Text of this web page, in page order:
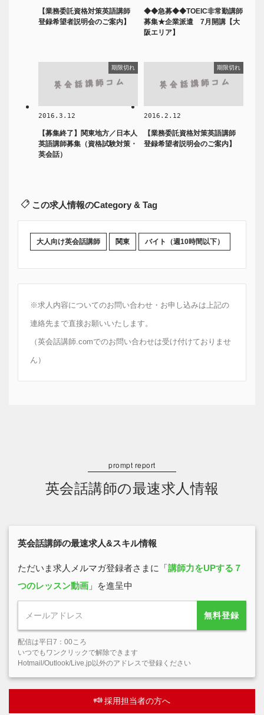
【業務委託資格対策英語講師
登録希望者説明会のご案内】
◆◆急募◆◆TOEIC非常勤講師
募集★企業派遣 7月開講【大
阪エリア】
期限切れ
2016.3.12
【募集終了】関東地方／日本人
英語講師募集（資格試験対策・
英会話）
期限切れ
2016.2.12
【業務委託資格対策英語講師
登録希望者説明会のご案内】
この求人情報のCategory & Tag
大人向け英会話講師 関東 バイト（週10時間以下）
※求人内容についてのお問い合わせ・お申し込みは上記の
連絡先まで直接お願いいたします。
（英会話講師.comでのお問い合わせは受け付けておりませ
ん）
英会話講師の最速求人情報
英会話講師の最速求人&スキル情報
ただいま求人メルマガ登録者さまに「講師力をUPする７
つのレッスン動画 」を進呈中
無料登録
配信は平日7：00ころ
いつでもワンクリックで解除できます
Hotmail/Outlook/Live.jp以外のアドレスで登録ください
採用担当者の方へ